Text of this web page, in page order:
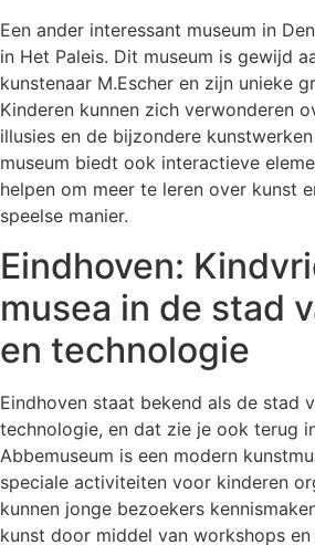
Een ander interessant museum in
in Het Paleis. Dit museum is gewijd
kunstenaar M.Escher en zijn unieke
Kinderen kunnen zich verwonderen
illusies en de bijzondere
museum biedt ook interactieve
helpen om meer te leren over kunst
speelse manier.
Eindhoven:
musea in de stad
en technologie
Eindhoven staat bekend als de stad
technologie, en dat zie je ook terug
Abbemuseum is een modern
speciale activiteiten voor kinderen
kunnen jonge bezoekers
kunst door middel van workshops